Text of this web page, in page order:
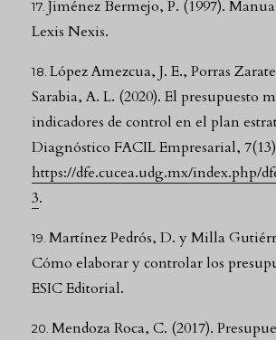
Jiménez Bermejo, P. (1997).
Lexis Nexis.
López Amezcua, J. E., Porras
Sarabia, A. L. (2020). El presupuesto
indicadores de control en el plan
Diagnóstico FACIL Empresarial,
https://dfe.cucea.udg.mx/index.php/
3.
Martínez Pedrós, D. y Milla
Cómo elaborar y controlar los
ESIC Editorial.
Mendoza Roca, C. (2017).